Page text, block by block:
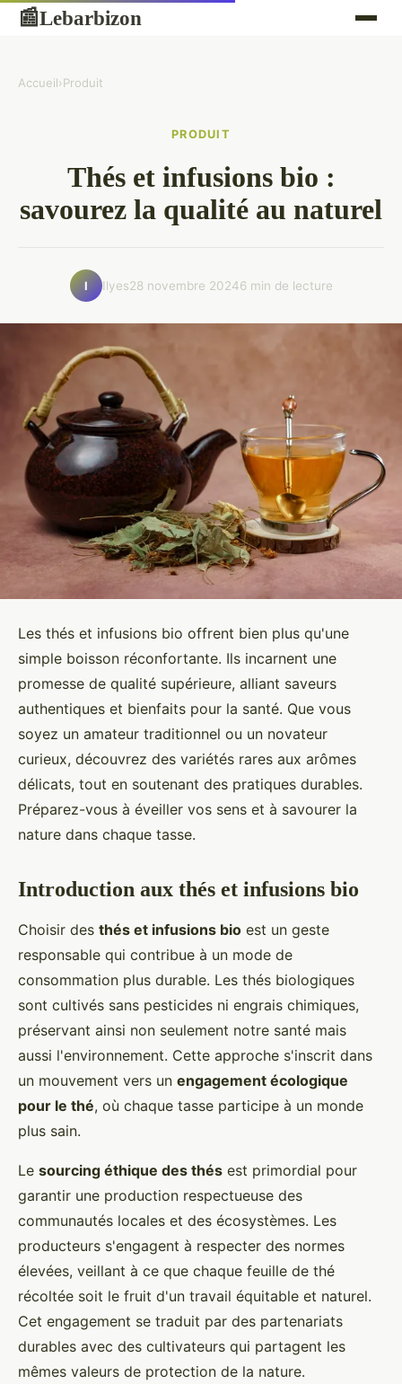
📰Lebarbizon
Accueil›Produit
PRODUIT
Thés et infusions bio :
savourez la qualité au naturel
I Ilyes28 novembre 20246 min de lecture
Les thés et infusions bio offrent bien plus qu'une
simple boisson réconfortante. Ils incarnent une
promesse de qualité supérieure, alliant saveurs
authentiques et bienfaits pour la santé. Que vous
soyez un amateur traditionnel ou un novateur
curieux, découvrez des variétés rares aux arômes
délicats, tout en soutenant des pratiques durables.
Préparez-vous à éveiller vos sens et à savourer la
nature dans chaque tasse.
Introduction aux thés et infusions bio
Choisir des thés et infusions bio est un geste
responsable qui contribue à un mode de
consommation plus durable. Les thés biologiques
sont cultivés sans pesticides ni engrais chimiques,
préservant ainsi non seulement notre santé mais
aussi l'environnement. Cette approche s'inscrit dans
un mouvement vers un engagement écologique
pour le thé, où chaque tasse participe à un monde
plus sain.
Le sourcing éthique des thés est primordial pour
garantir une production respectueuse des
communautés locales et des écosystèmes. Les
producteurs s'engagent à respecter des normes
élevées, veillant à ce que chaque feuille de thé
récoltée soit le fruit d'un travail équitable et naturel.
Cet engagement se traduit par des partenariats
durables avec des cultivateurs qui partagent les
mêmes valeurs de protection de la nature.